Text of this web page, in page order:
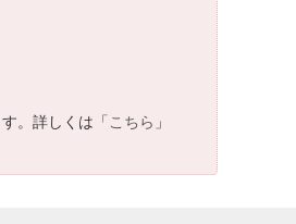
。詳しくは「こちら 」